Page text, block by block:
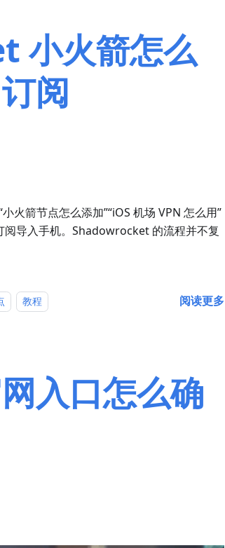
小火箭怎么
阅
火箭节点怎么添加”“iOS 机场 VPN 怎么用”
导入手机。Shadowrocket 的流程并不复
教程 阅读更多
入口怎么确